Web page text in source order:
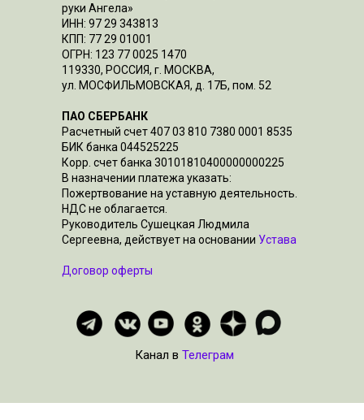
руки Ангела»
ИНН: 97 29 343813
КПП: 77 29 01001
ОГРН: 123 77 0025 1470
119330, РОССИЯ, г. МОСКВА,
ул. МОСФИЛЬМОВСКАЯ, д. 17Б, пом. 52
ПАО СБЕРБАНК
Расчетный счет 407 03 810 7380 0001 8535
БИК банка 044525225
Корр. счет банка 30101810400000000225
В назначении платежа указать:
Пожертвование на уставную деятельность.
НДС не облагается.
Руководитель Сушецкая Людмила
Сергеевна, действует на основании Устава
Договор оферты
Канал в Телеграм